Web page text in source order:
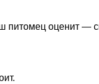
питомец оценит —